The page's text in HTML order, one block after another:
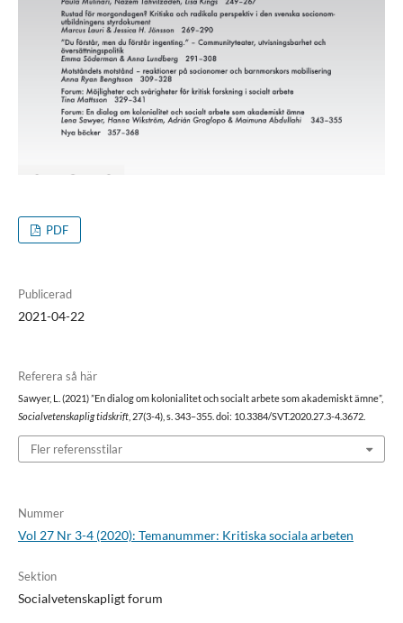
PDF
Publicerad
2021-04-22
Referera så här
Sawyer, L. (2021) ”En dialog om kolonialitet och socialt arbete som akademiskt ämne”,
Socialvetenskaplig tidskrift, 27(3-4), s. 343–355. doi: 10.3384/SVT.2020.27.3-4.3672.
Fler referensstilar
Nummer
Vol 27 Nr 3-4 (2020): Temanummer: Kritiska sociala arbeten
Sektion
Socialvetenskapligt forum